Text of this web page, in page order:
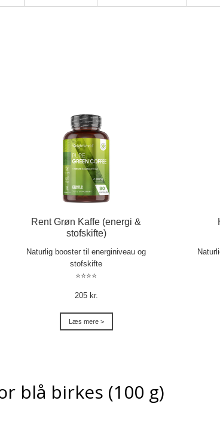
Rent Grøn Kaffe (energi &
stofskifte)
Naturlig booster til energiniveau og
stofskifte
⭐⭐⭐⭐
205 kr.
Læs mere >
blå birkes (100 g)